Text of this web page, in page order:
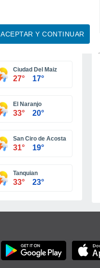
ACEPTAR Y CONTINUAR
Ciudad Del Maiz
27° 17°
El Naranjo
33° 20°
San Ciro de Acosta
31° 19°
Tanquian
33° 23°